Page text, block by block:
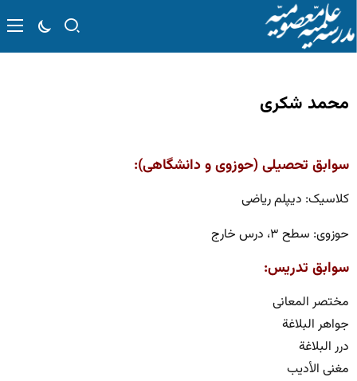
محمد شکری
سوابق تحصیلی (حوزوی و دانشگاهی):
کلاسیک: دیپلم ریاضی
حوزوی: سطح ۳، درس خارج
سوابق تدریس:
مختصر المعانی
جواهر البلاغة
درر البلاغة
مغنی الأدیب